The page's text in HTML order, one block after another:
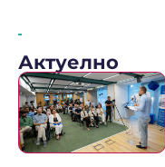
Актуелно